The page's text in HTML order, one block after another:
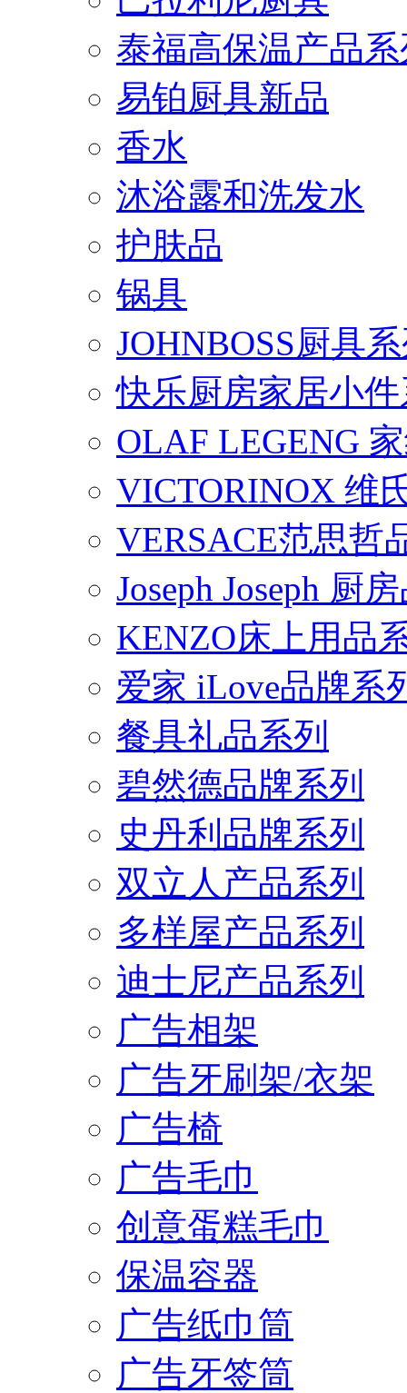
泰福高保温产品
易铂厨具新品
香水
沐浴露和洗发水
护肤品
锅具
JOHNBOSS厨具
快乐厨房家居小
OLAF LEGENG
VICTORINOX 维
VERSACE范思哲
Joseph Joseph 厨
KENZO床上用品
爱家 iLove品牌系
餐具礼品系列
碧然德品牌系列
史丹利品牌系列
双立人产品系列
多样屋产品系列
迪士尼产品系列
广告相架
广告牙刷架/衣架
广告椅
广告毛巾
创意蛋糕毛巾
保温容器
广告纸巾筒
广告牙签筒